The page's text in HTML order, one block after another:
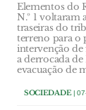
Elementos do
N.º 1 voltaram
traseiras do
terreno para o
intervenção de
a derrocada
evacuação de
SOCIEDADE|